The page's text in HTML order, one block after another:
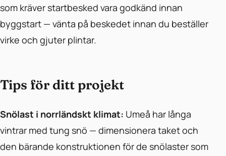
som kräver startbesked vara godkänd innan
byggstart — vänta på beskedet innan du beställer
virke och gjuter plintar.
Tips för ditt projekt
Snölast i norrländskt klimat: Umeå har långa
vintrar med tung snö — dimensionera taket och
den bärande konstruktionen för de snölaster som